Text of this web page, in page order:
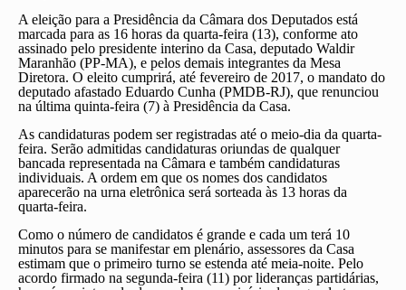
A eleição para a Presidência da Câmara dos Deputados está
marcada para as 16 horas da quarta-feira (13), conforme ato
assinado pelo presidente interino da Casa, deputado Waldir
Maranhão (PP-MA), e pelos demais integrantes da Mesa
Diretora. O eleito cumprirá, até fevereiro de 2017, o mandato do
deputado afastado Eduardo Cunha (PMDB-RJ), que renunciou
na última quinta-feira (7) à Presidência da Casa.
As candidaturas podem ser registradas até o meio-dia da quarta-
feira. Serão admitidas candidaturas oriundas de qualquer
bancada representada na Câmara e também candidaturas
individuais. A ordem em que os nomes dos candidatos
aparecerão na urna eletrônica será sorteada às 13 horas da
quarta-feira.
Como o número de candidatos é grande e cada um terá 10
minutos para se manifestar em plenário, assessores da Casa
estimam que o primeiro turno se estenda até meia-noite. Pelo
acordo firmado na segunda-feira (11) por lideranças partidárias,